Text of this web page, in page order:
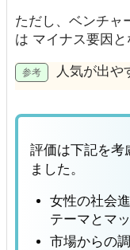
ただし、ベンチャ
は マイナス要因と
人気が出や
評価は下記を考
ました。
女性の社会
テーマとマッ
市場からの